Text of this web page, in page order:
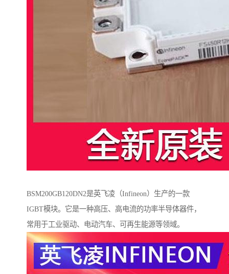
BSM200GB120DN2是英飞凌（Infineon）生产的一款
IGBT模块。它是一种高压、高电流的功率半导体器件，
常用于工业驱动、电动汽车、可再生能源等领域。